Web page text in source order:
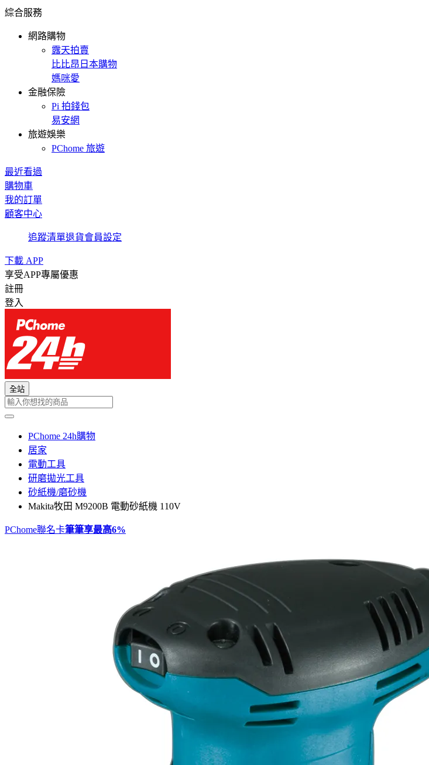
綜合服務
網路購物
露天拍賣
比比昂日本購物
媽咪愛
金融保險
Pi 拍錢包
易安網
旅遊娛樂
PChome 旅遊
最近看過
購物車
我的訂單
顧客中心
追蹤清單退貨會員設定
下載 APP
享受APP專屬優惠
註冊
登入
全站
PChome 24h購物
居家
電動工具
研磨拋光工具
砂紙機/磨砂機
Makita牧田 M9200B 電動砂紙機 110V
PChome聯名卡筆筆享最高6%